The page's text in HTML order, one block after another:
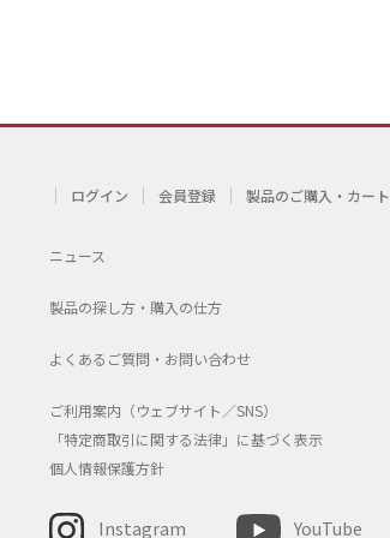
ログイン 会員登録 製品のご購入・カート
ニュース
製品の探し方・購入の仕方
よくあるご質問・お問い合わせ
ご利用案内（ウェブサイト／SNS）
「特定商取引に関する法律」に基づく表示
個人情報保護方針
Instagram YouTube